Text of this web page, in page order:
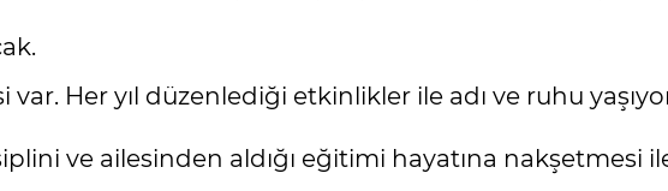
Her yıl düzenlediği etkinlikler ile adı ve ruhu
ve ailesinden aldığı eğitimi hayatına nakşetmesi